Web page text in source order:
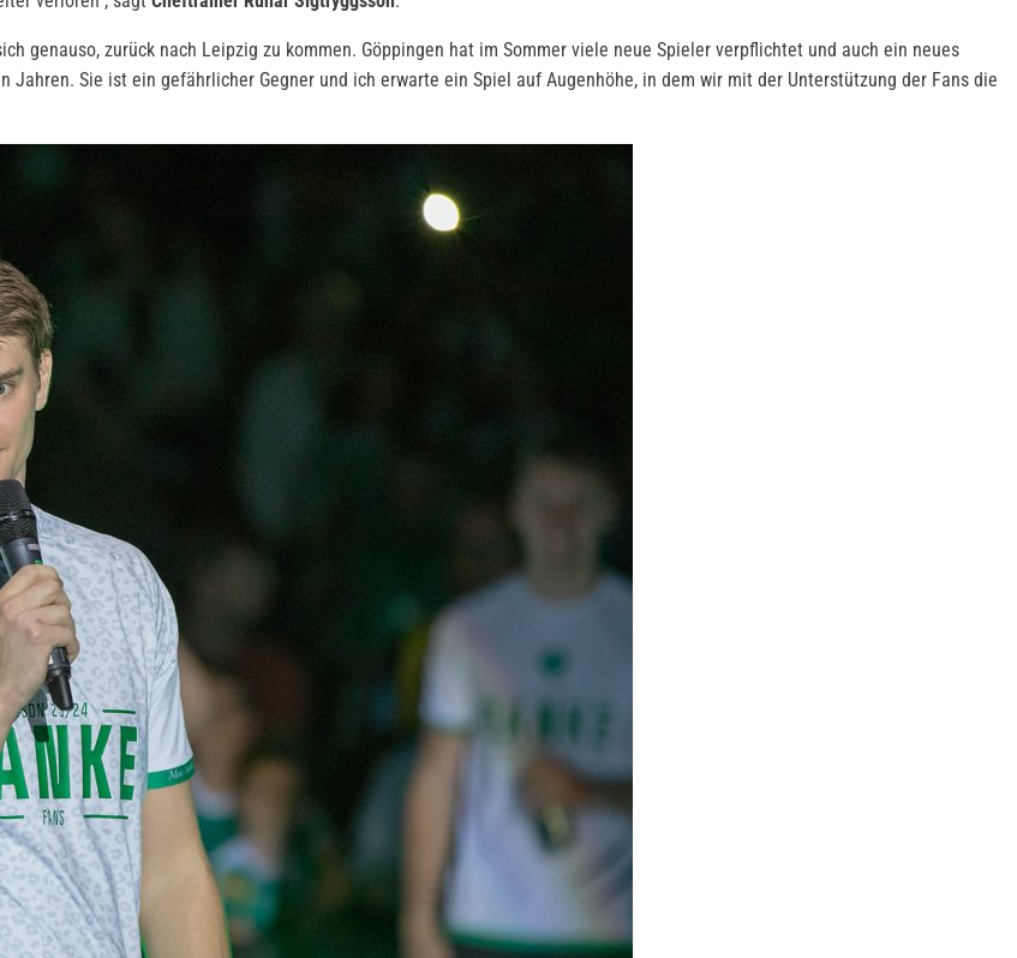
genauso, zurück nach Leipzig zu kommen. Göppingen hat im Sommer viele neue Spieler verpflichtet und auch ein neues
Sie ist ein gefährlicher Gegner und ich erwarte ein Spiel auf Augenhöhe, in dem wir mit der Unterstützung der Fans die